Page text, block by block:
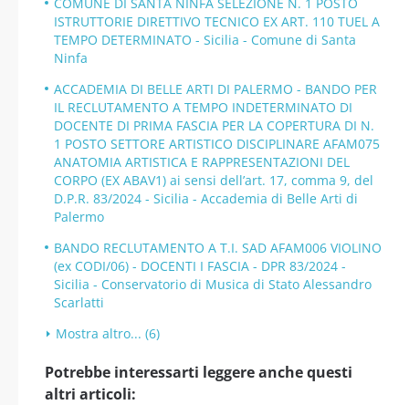
ISTRUTTORIE DIRETTIVO TECNICO EX ART. 110 TUEL A
TEMPO DETERMINATO - Sicilia - Comune di Santa
Ninfa
ACCADEMIA DI BELLE ARTI DI PALERMO - BANDO PER
IL RECLUTAMENTO A TEMPO INDETERMINATO DI
DOCENTE DI PRIMA FASCIA PER LA COPERTURA DI N.
1 POSTO SETTORE ARTISTICO DISCIPLINARE AFAM075
ANATOMIA ARTISTICA E RAPPRESENTAZIONI DEL
CORPO (EX ABAV1) ai sensi dell’art. 17, comma 9, del
D.P.R. 83/2024 - Sicilia - Accademia di Belle Arti di
Palermo
BANDO RECLUTAMENTO A T.I. SAD AFAM006 VIOLINO
(ex CODI/06) - DOCENTI I FASCIA - DPR 83/2024 -
Sicilia - Conservatorio di Musica di Stato Alessandro
Scarlatti
Mostra altro... (6)
Potrebbe interessarti leggere anche questi
altri articoli: